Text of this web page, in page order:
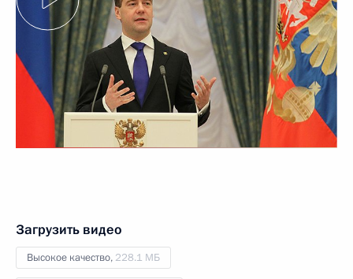
Загрузить видео
Высокое качество, 228.1 МБ